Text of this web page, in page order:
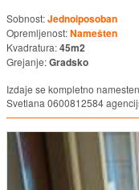
Sobnost:Jednoiposoban
Opremljenost:Namešten
Kvadratura:45m2
Grejanje:Gradsko
Izdaje se kompletno
Svetlana 0600812584